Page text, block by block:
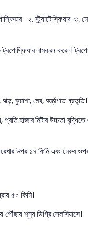
২. স্ট্র্যাটোস্ফিয়ার ৩.
নামকরন করেন।
কুয়াশা, মেঘ, বর্জ্রপাত প্রভৃতি।
হাজার মিটার উচ্চতা
উপর ১৭ কিমি এবং মেরুর
৫০ কিমি।
পৌঁছায় শূন্য ডিগ্রি সেলসিয়াসে।